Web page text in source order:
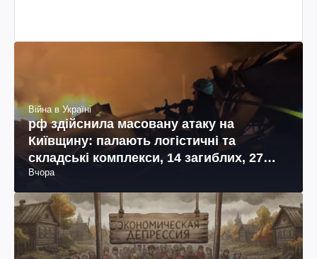
Війна в Україні
рф здійснила масовану атаку на
Київщину: палають логістичні та
складські комплекси, 14 загиблих, 27
поранених (фото, відео)
Вчора